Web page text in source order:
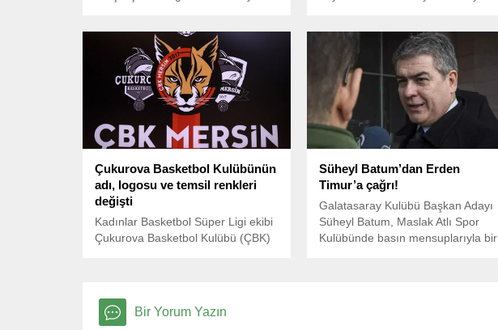
ES Tunis ile karşı karşıya gelecek.
Çukurova Basketbol Kulübünün
adı, logosu ve temsil renkleri
değişti
Kadınlar Basketbol Süper Ligi ekibi
Çukurova Basketbol Kulübü (ÇBK)
Süheyl Batum’dan Erden
Timur’a çağrı!
Galatasaray Kulübü Başkan Adayı
Süheyl Batum, Maslak Atlı Spor
Kulübünde basın mensuplarıyla bir
Bir Yorum Yazın